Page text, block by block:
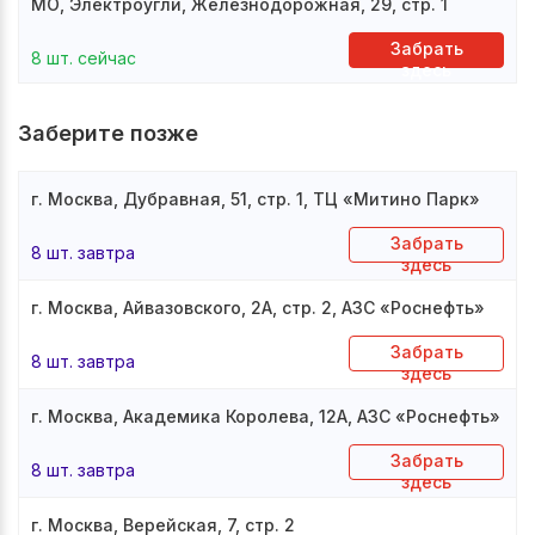
8 шт. сейчас
Забрать
здесь
Заберите позже
г. Москва, Дубравная, 51, стр. 1, ТЦ «Митино Парк»
8 шт. завтра
Забрать
здесь
г. Москва, Айвазовского, 2А, стр. 2, АЗС «Роснефть»
8 шт. завтра
Забрать
здесь
г. Москва, Академика Королева, 12А, АЗС «Роснефть»
8 шт. завтра
Забрать
здесь
г. Москва, Верейская, 7, стр. 2